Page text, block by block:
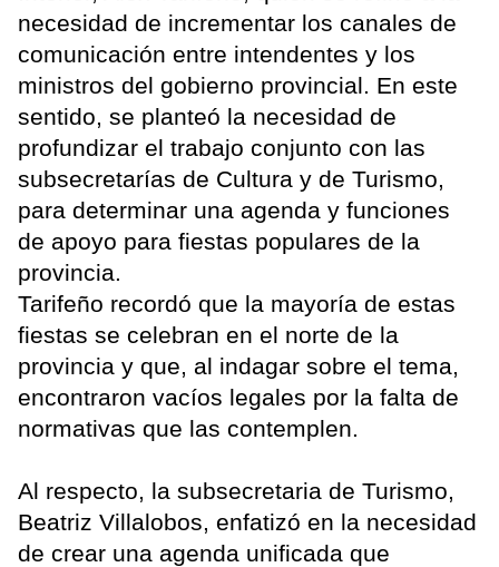
necesidad de incrementar los canales de
comunicación entre intendentes y los
ministros del gobierno provincial. En este
sentido, se planteó la necesidad de
profundizar el trabajo conjunto con las
subsecretarías de Cultura y de Turismo,
para determinar una agenda y funciones
de apoyo para fiestas populares de la
provincia.
Tarifeño recordó que la mayoría de estas
fiestas se celebran en el norte de la
provincia y que, al indagar sobre el tema,
encontraron vacíos legales por la falta de
normativas que las contemplen.
Al respecto, la subsecretaria de Turismo,
Beatriz Villalobos, enfatizó en la necesidad
de crear una agenda unificada que